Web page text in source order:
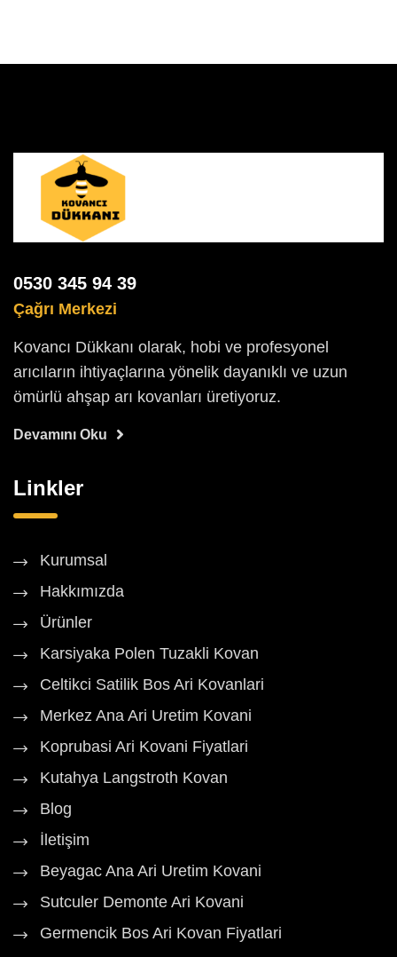
0530 345 94 39
Çağrı Merkezi
Kovancı Dükkanı olarak, hobi ve profesyonel
arıcıların ihtiyaçlarına yönelik dayanıklı ve uzun
ömürlü ahşap arı kovanları üretiyoruz.
Devamını Oku
Linkler
Kurumsal
Hakkımızda
Ürünler
Karsiyaka Polen Tuzakli Kovan
Celtikci Satilik Bos Ari Kovanlari
Merkez Ana Ari Uretim Kovani
Koprubasi Ari Kovani Fiyatlari
Kutahya Langstroth Kovan
Blog
İletişim
Beyagac Ana Ari Uretim Kovani
Sutculer Demonte Ari Kovani
Germencik Bos Ari Kovan Fiyatlari